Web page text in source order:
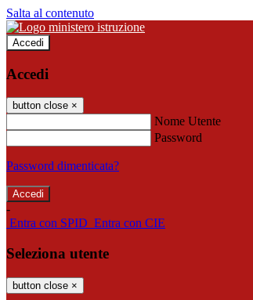
Salta al contenuto
Accedi
Accedi
button close ×
Nome Utente
Password
Password dimenticata?
-
Entra con SPID Entra con CIE
Seleziona utente
button close ×